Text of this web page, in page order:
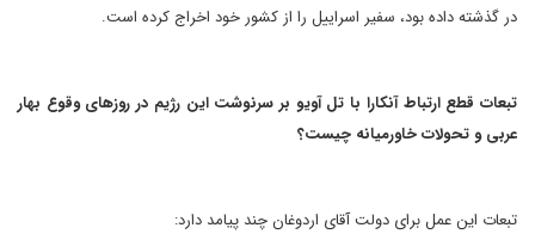
در گذشته داده بود، سفیر اسراییل را از کشور خود اخراج کرده است.
تبعات قطع ارتباط آنکارا با تل آویو بر سرنوشت این رژیم در روزهای وقوع بهار
عربی و تحولات خاورمیانه چیست؟
تبعات این عمل برای دولت آقای اردوغان چند پیامد دارد: